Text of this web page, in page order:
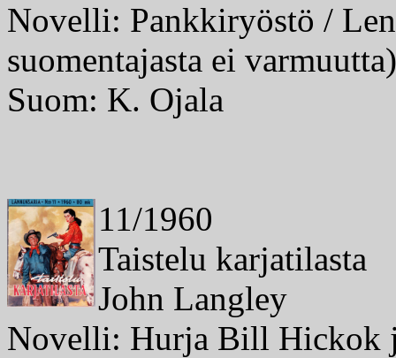
Novelli: Pankkiryöstö /
suomentajasta ei varmuutta)
Suom: K. Ojala
11/1960
Taistelu karjatilasta
John Langley
Novelli: Hurja Bill Hickok